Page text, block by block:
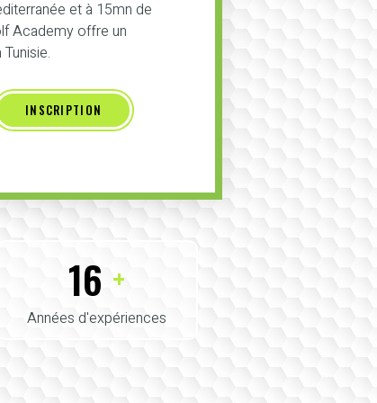
et à 15mn de
Academy offre un
INSCRIPTION
16 +
Années d'expériences